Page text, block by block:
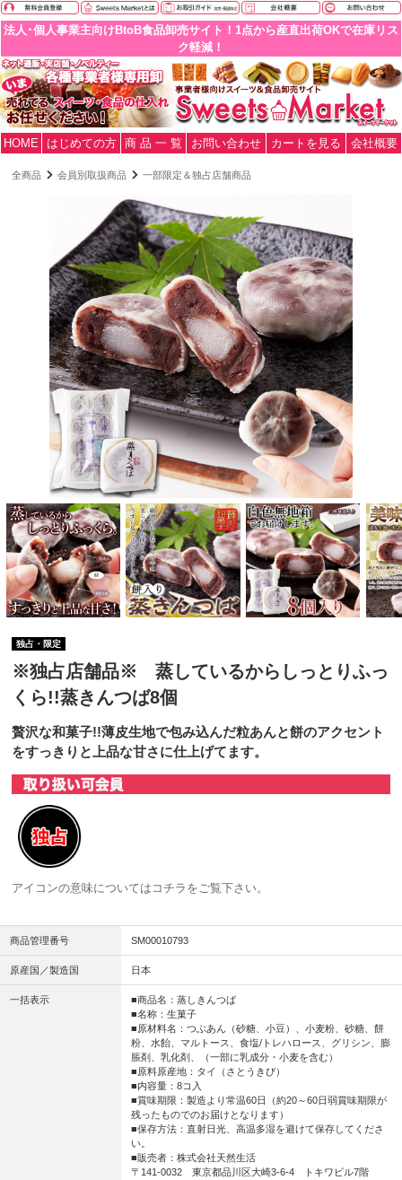
法人･個人事業主向けBtoB食品卸売サイト！1点から産直出荷OKで在庫リス
ク軽減！
HOME はじめての方 商 品 一 覧 お問い合わせ カートを見る 会社概要
全商品 会員別取扱商品 一部限定＆独占店舗商品
独占・限定
※独占店舗品※ 蒸しているからしっとりふっ
くら!!蒸きんつば8個
贅沢な和菓子!!薄皮生地で包み込んだ粒あんと餅のアクセント
をすっきりと上品な甘さに仕上げてます。
アイコンの意味については コチラ をご覧下さい。
商品管理番号 SM00010793
原産国／製造国 日本
一括表示
■商品名：蒸しきんつば
■名称：生菓子
■原材料名：つぶあん（砂糖、小豆）、小麦粉、砂糖、餅
粉、水飴、マルトース、食塩/トレハロース、グリシン、膨
脹剤、乳化剤、（一部に乳成分・小麦を含む）
■原料原産地：タイ（さとうきび）
■内容量：8コ入
■賞味期限：製造より常温60日（約20～60日弱賞味期限が
残ったものでのお届けとなります）
■保存方法：直射日光、高温多湿を避けて保存してくださ
い。
■販売者：株式会社天然生活
〒141-0032 東京都品川区大崎3-6-4 トキワビル7階